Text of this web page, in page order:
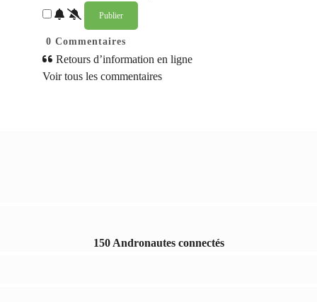
0 Commentaires
Retours d’information en ligne
Voir tous les commentaires
150 Andronautes connectés